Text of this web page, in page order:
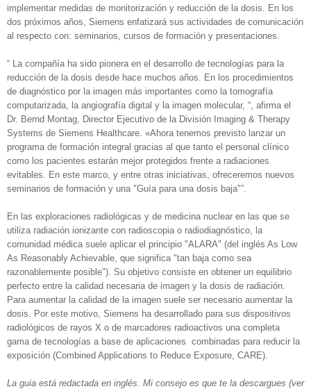
implementar medidas de monitorización y reducción de la dosis. En los
dos próximos años, Siemens enfatizará sus actividades de comunicación
al respecto con: seminarios, cursos de formación y presentaciones.
“ La compañía ha sido pionera en el desarrollo de tecnologías para la
reducción de la dosis desde hace muchos años. En los procedimientos
de diagnóstico por la imagen más importantes como la tomografía
computarizada, la angiografía digital y la imagen molecular, “, afirma el
Dr. Bernd Montag, Director Ejecutivo de la División Imaging & Therapy
Systems de Siemens Healthcare. «Ahora tenemos previsto lanzar un
programa de formación integral gracias al que tanto el personal clínico
como los pacientes estarán mejor protegidos frente a radiaciones
evitables. En este marco, y entre otras iniciativas, ofreceremos nuevos
seminarios de formación y una "Guía para una dosis baja"”.
En las exploraciones radiológicas y de medicina nuclear en las que se
utiliza radiación ionizante con radioscopia o radiodiagnóstico, la
comunidad médica suele aplicar el principio "ALARA" (del inglés As Low
As Reasonably Achievable, que significa "tan baja como sea
razonablemente posible"). Su objetivo consiste en obtener un equilibrio
perfecto entre la calidad necesaria de imagen y la dosis de radiación.
Para aumentar la calidad de la imagen suele ser necesario aumentar la
dosis. Por este motivo, Siemens ha desarrollado para sus dispositivos
radiológicos de rayos X o de marcadores radioactivos una completa
gama de tecnologías a base de aplicaciones combinadas para reducir la
exposición (Combined Applications to Reduce Exposure, CARE).
La guia está redactada en inglés. Mi consejo es que te la descargues (ver